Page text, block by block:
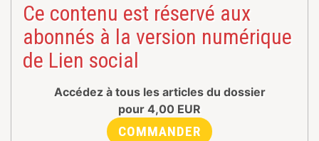
Ce contenu est réservé aux
abonnés à la version numérique
de Lien social
Accédez à tous les articles du dossier
pour 4,00 EUR
COMMANDER